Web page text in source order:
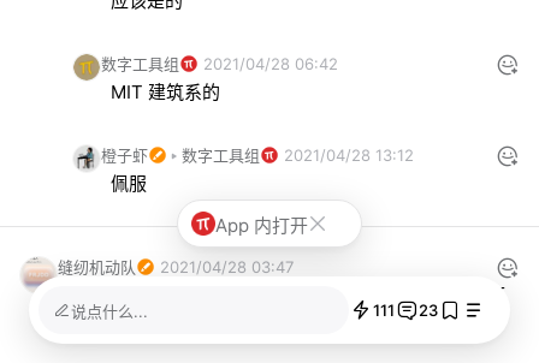
数字工具组 2021/04/28 06:42
MIT 建筑系的
橙子虾 数字工具组 2021/04/28 13:12
佩服
缝纫机动队 2021/04/28 03:47
所以是解决人群的问题，还是解决自己的问题，答案可
能是双向的
说点什么... 111 23
App 内打开